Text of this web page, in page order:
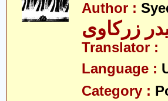
Author :
زرکاوی
Translator :
Language :
Category :